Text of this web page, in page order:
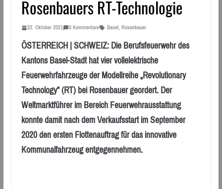
Rosenbauers RT-Technologie
22. Oktober 2021 0 Kommentare Basel, Rosenbauer
ÖSTERREICH | SCHWEIZ: Die Berufsfeuerwehr des
Kantons Basel-Stadt hat vier vollelektrische
Feuerwehrfahrzeuge der Modellreihe „Revolutionary
Technology“ (RT) bei Rosenbauer geordert. Der
Weltmarktführer im Bereich Feuerwehrausstattung
konnte damit nach dem Verkaufsstart im September
2020 den ersten Flottenauftrag für das innovative
Kommunalfahrzeug entgegennehmen.